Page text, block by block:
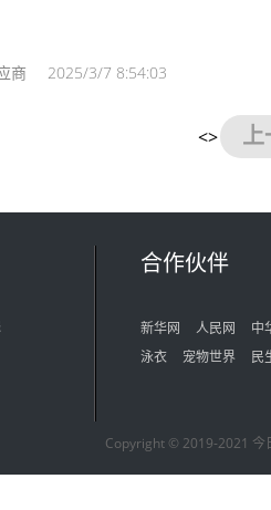
2025/3/7 8:54:03
商
<> 上
合作伙伴
新华网 人民网
中
泳衣
宠物世界 民
Copyright © 2019-2021 今